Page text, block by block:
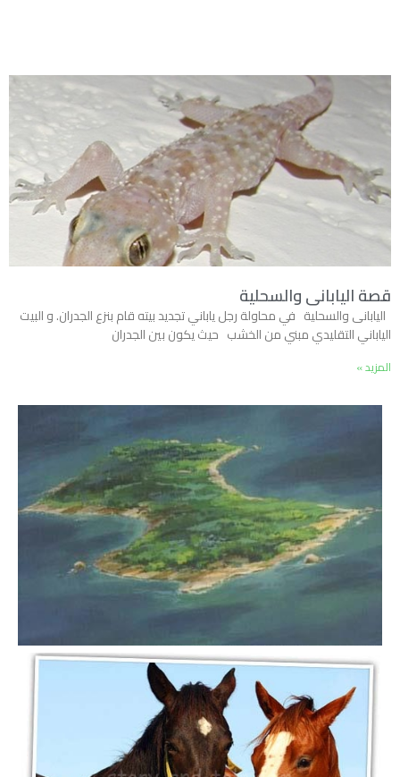
قصة اليابانى والسحلية
اليابانى والسحلية في محاولة رجل ياباني تجديد بيته قام بنزع الجدران. و البيت
الياباني التقليدي مبني من الخشب حيث يكون بين الجدران
المزيد »